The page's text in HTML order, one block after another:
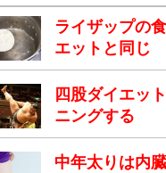
ライザップの
エットと同じ
四股ダイエッ
ニングする
中年太りは内